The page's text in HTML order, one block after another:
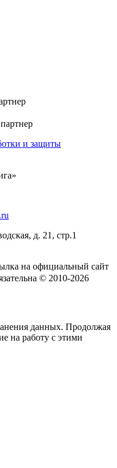
и защиты
д. 21, стр.1
на официальный сайт
© 2010-2026
данных. Продолжая
на работу с этими